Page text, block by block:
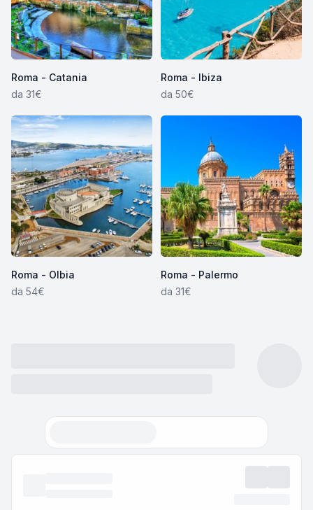
Roma - Catania
da 31€
Roma - Ibiza
da 50€
Roma - Olbia
da 54€
Roma - Palermo
da 31€